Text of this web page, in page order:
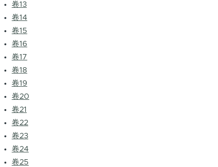
卷13
卷14
卷15
卷16
卷17
卷18
卷19
卷20
卷21
卷22
卷23
卷24
卷25